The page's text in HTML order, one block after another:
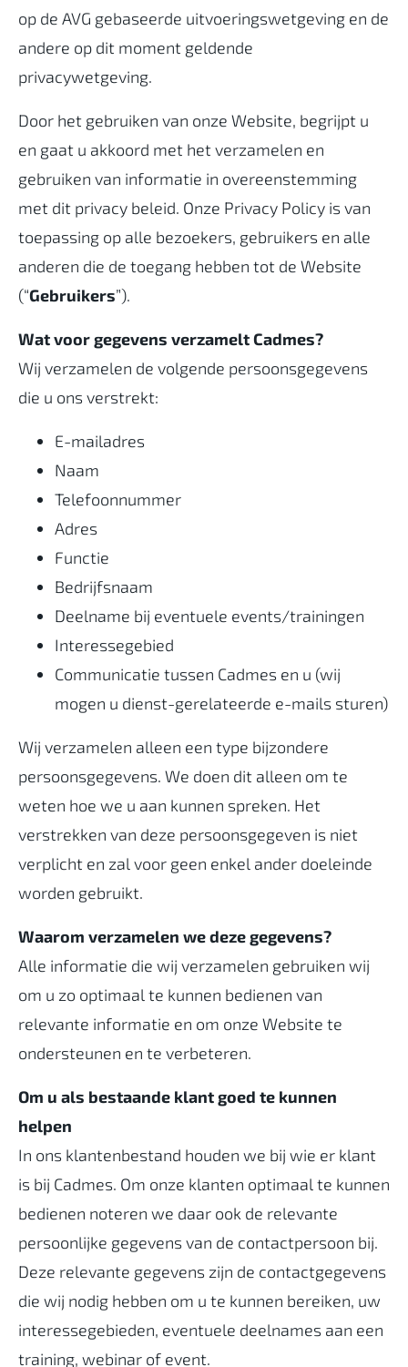
op de AVG gebaseerde uitvoeringswetgeving en de
andere op dit moment geldende
privacywetgeving.
Door het gebruiken van onze Website, begrijpt u
en gaat u akkoord met het verzamelen en
gebruiken van informatie in overeenstemming
met dit privacy beleid. Onze Privacy Policy is van
toepassing op alle bezoekers, gebruikers en alle
anderen die de toegang hebben tot de Website
(“Gebruikers”).
Wat voor gegevens verzamelt Cadmes?
Wij verzamelen de volgende persoonsgegevens
die u ons verstrekt:
E-mailadres
Naam
Telefoonnummer
Adres
Functie
Bedrijfsnaam
Deelname bij eventuele events/trainingen
Interessegebied
Communicatie tussen Cadmes en u (wij
mogen u dienst-gerelateerde e-mails sturen)
Wij verzamelen alleen een type bijzondere
persoonsgegevens. We doen dit alleen om te
weten hoe we u aan kunnen spreken. Het
verstrekken van deze persoonsgegeven is niet
verplicht en zal voor geen enkel ander doeleinde
worden gebruikt.
Waarom verzamelen we deze gegevens?
Alle informatie die wij verzamelen gebruiken wij
om u zo optimaal te kunnen bedienen van
relevante informatie en om onze Website te
ondersteunen en te verbeteren.
Om u als bestaande klant goed te kunnen
helpen
In ons klantenbestand houden we bij wie er klant
is bij Cadmes. Om onze klanten optimaal te kunnen
bedienen noteren we daar ook de relevante
persoonlijke gegevens van de contactpersoon bij.
Deze relevante gegevens zijn de contactgegevens
die wij nodig hebben om u te kunnen bereiken, uw
interessegebieden, eventuele deelnames aan een
training, webinar of event.